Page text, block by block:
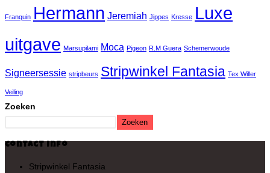
Franquin Hermann Jeremiah Jippes Kresse Luxe
uitgave Marsupilami Moca Pigeon R.M Guera Schemerwoude
Signeersessie stripbeurs Stripwinkel Fantasia Tex Willer
Veiling
Zoeken
Zoeken
Contact Info
Stripwinkel Fantasia